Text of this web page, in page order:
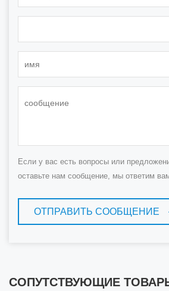
Если у вас есть вопросы или
оставьте нам сообщение, мы ответим
ОТПРАВИТЬ СООБЩЕНИЕ
СОПУТСТВУЮЩИЕ